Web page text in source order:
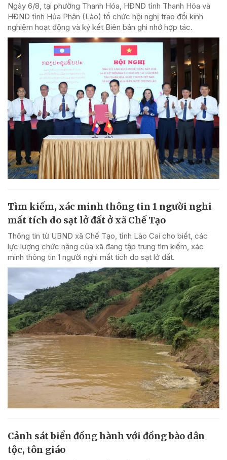
Ngày 6/8, tại phường Thanh Hóa, HĐND tỉnh Thanh Hóa và
HĐND tỉnh Hủa Phăn (Lào) tổ chức hội nghị trao đổi kinh
nghiệm hoạt động và ký kết Biên bản ghi nhớ hợp tác.
Tìm kiếm, xác minh thông tin 1 người nghi
mất tích do sạt lở đất ở xã Chế Tạo
Thông tin từ UBND xã Chế Tạo, tỉnh Lào Cai cho biết, các
lực lượng chức năng của xã đang tập trung tìm kiếm, xác
minh thông tin 1 người nghi mất tích do sạt lở đất.
Cảnh sát biển đồng hành với đồng bào dân
tộc, tôn giáo